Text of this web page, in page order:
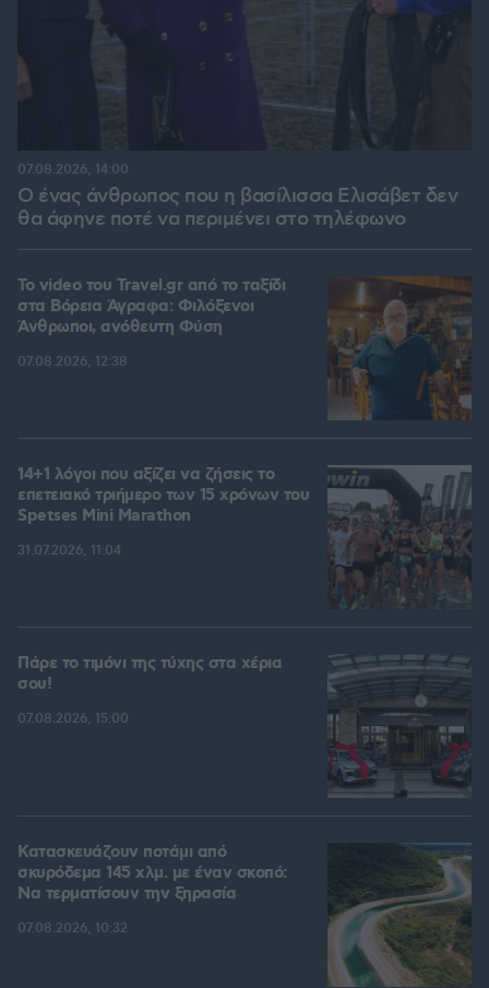
Ο ένας άνθρωπος που η βασίλισσα Ελισάβετ δεν
θα άφηνε ποτέ να περιμένει στο τηλέφωνο
07.08.2026, 14:00
To video του Travel.gr από το ταξίδι
στα Βόρεια Άγραφα: Φιλόξενοι
Άνθρωποι, ανόθευτη Φύση
07.08.2026, 12:38
14+1 λόγοι που αξίζει να ζήσεις το
επετειακό τριήμερο των 15 χρόνων του
Spetses Mini Marathon
31.07.2026, 11:04
Πάρε το τιμόνι της τύχης στα χέρια
σου!
07.08.2026, 15:00
Κατασκευάζουν ποτάμι από
σκυρόδεμα 145 χλμ. με έναν σκοπό:
Να τερματίσουν την ξηρασία
07.08.2026, 10:32